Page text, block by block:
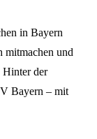
in Bayern
mitmachen und
Hinter der
Bayern – mit